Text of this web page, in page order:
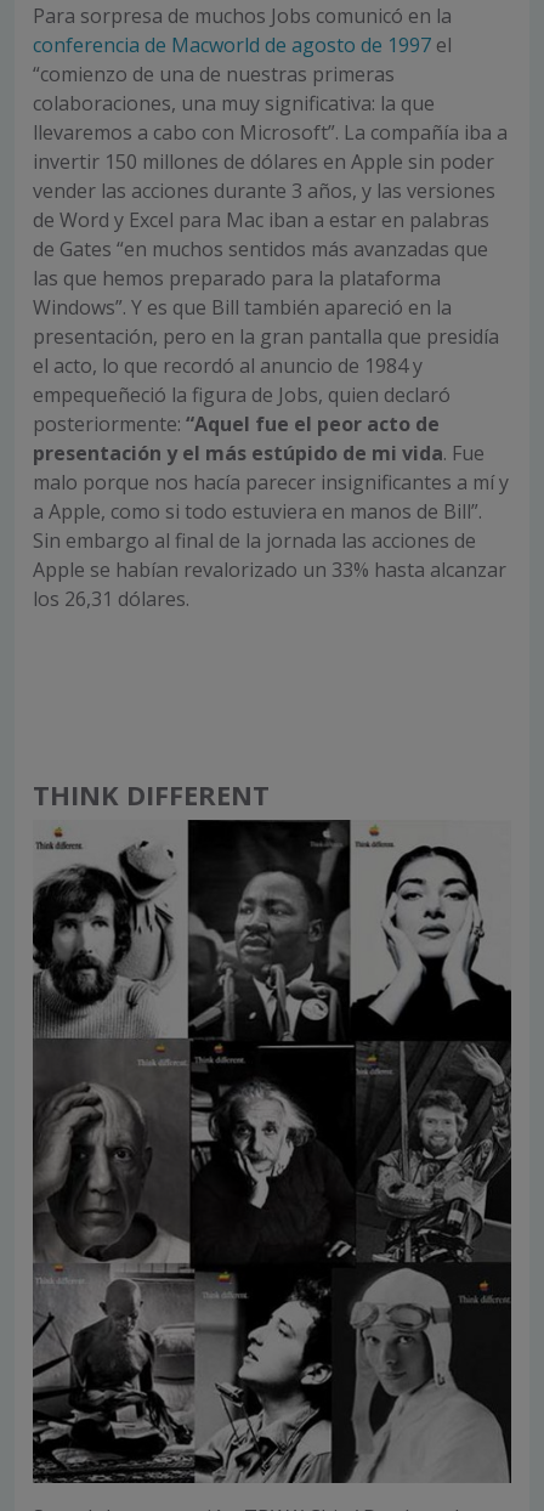
Para sorpresa de muchos Jobs comunicó en la
conferencia de Macworld de agosto de 1997 el
“comienzo de una de nuestras primeras
colaboraciones, una muy significativa: la que
llevaremos a cabo con Microsoft”. La compañía iba a
invertir 150 millones de dólares en Apple sin poder
vender las acciones durante 3 años, y las versiones
de Word y Excel para Mac iban a estar en palabras
de Gates “en muchos sentidos más avanzadas que
las que hemos preparado para la plataforma
Windows”. Y es que Bill también apareció en la
presentación, pero en la gran pantalla que presidía
el acto, lo que recordó al anuncio de 1984 y
empequeñeció la figura de Jobs, quien declaró
posteriormente: “Aquel fue el peor acto de
presentación y el más estúpido de mi vida. Fue
malo porque nos hacía parecer insignificantes a mí y
a Apple, como si todo estuviera en manos de Bill”.
Sin embargo al final de la jornada las acciones de
Apple se habían revalorizado un 33% hasta alcanzar
los 26,31 dólares.
THINK DIFFERENT